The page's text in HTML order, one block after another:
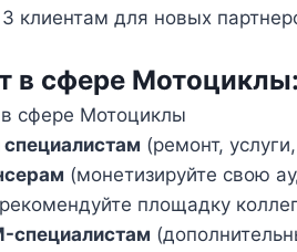
клиентам для новых
в сфере Мотоциклы:
в сфере Мотоциклы
(ремонт,
(монетизируйте свою
площадку
специалистам